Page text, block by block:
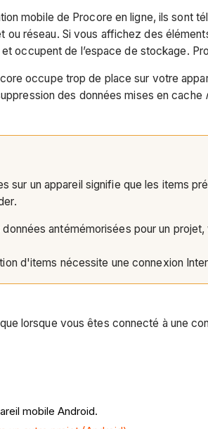
mobile de Procore en ligne, ils sont
réseau. Si vous affichez des
occupent de l’espace de stockage.
occupe trop de place sur votre
des données mises en cache
sur un appareil signifie que les items
antémémorisées pour un
d'items nécessite une connexion
lorsque vous êtes connecté à une
mobile Android.